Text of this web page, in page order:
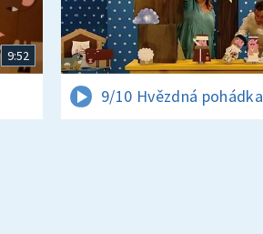
9:52
9/10 Hvězdná pohádka